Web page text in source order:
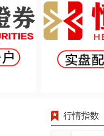
行情指数